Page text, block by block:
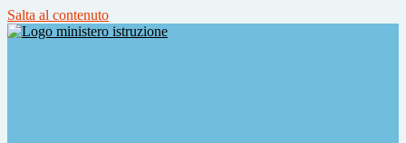
Salta al contenuto